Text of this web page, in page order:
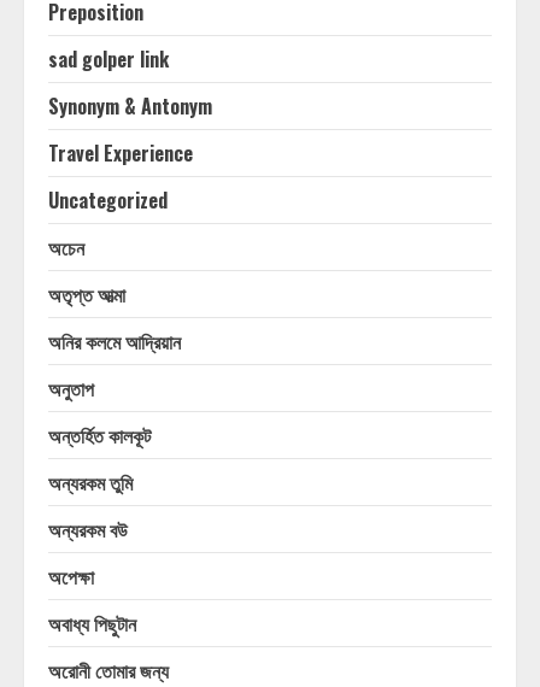
Preposition
sad golper link
Synonym & Antonym
Travel Experience
Uncategorized
অচেন
অতৃপ্ত আত্মা
অনির কলমে আদ্রিয়ান
অনুতাপ
অন্তর্হিত কালকূট
অন্যরকম তুমি
অন্যরকম বউ
অপেক্ষা
অবাধ্য পিছুটান
অরোনী তোমার জন্য